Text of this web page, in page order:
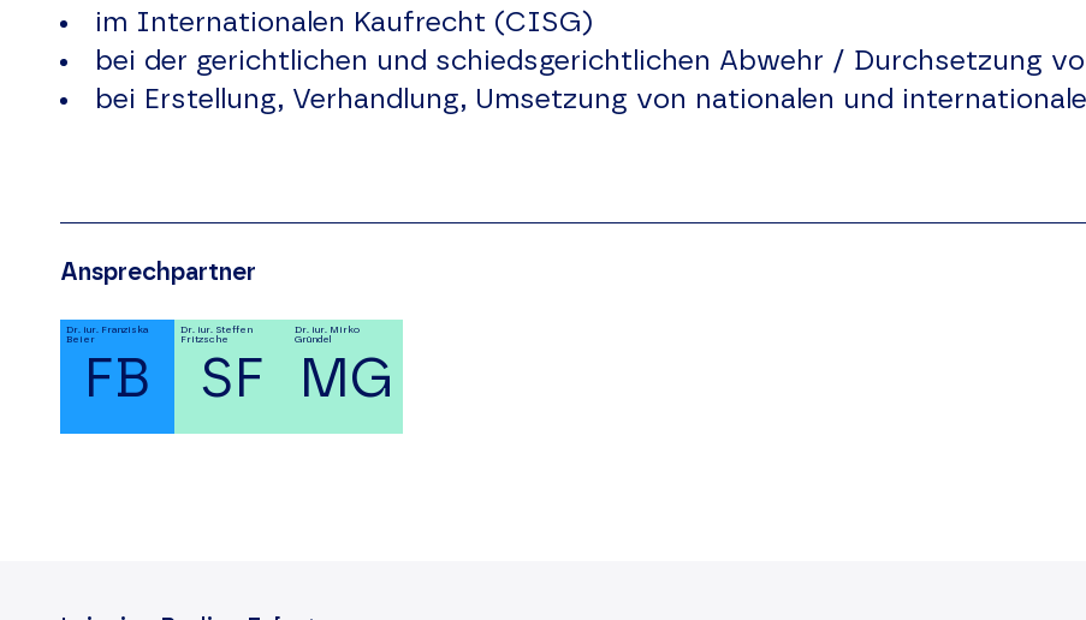
im Internationalen Kaufrecht (CISG)
bei der gerichtlichen und schiedsgerichtlichen Abwehr / Durchsetzung
bei Erstellung, Verhandlung, Umsetzung von nationalen und
Ansprechpartner
Dr. iur. Franziska
Beier
FB
Dr. iur. Steffen
Fritzsche
SF
Dr. iur. Mirko
Gründel
MG